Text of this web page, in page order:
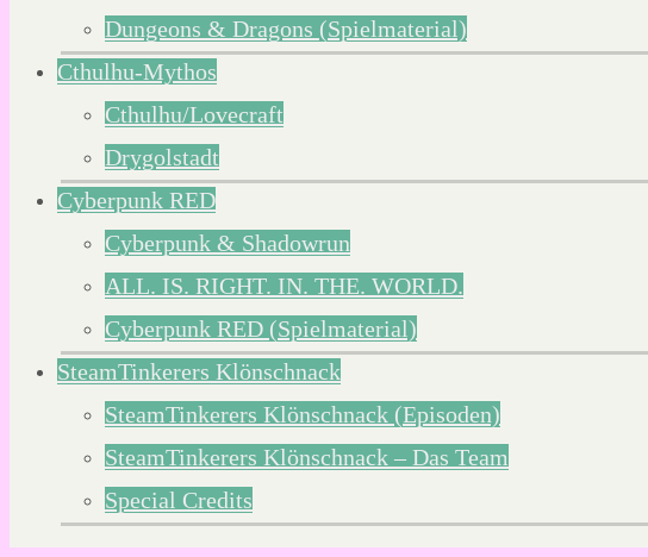
Dungeons & Dragons (Spielmaterial)
Cthulhu-Mythos
Cthulhu/Lovecraft
Drygolstadt
Cyberpunk RED
Cyberpunk & Shadowrun
ALL. IS. RIGHT. IN. THE. WORLD.
Cyberpunk RED (Spielmaterial)
SteamTinkerers Klönschnack
SteamTinkerers Klönschnack (Episoden)
SteamTinkerers Klönschnack – Das Team
Special Credits